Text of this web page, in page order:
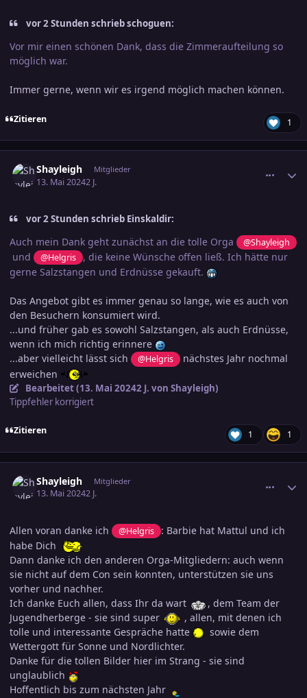
vor 2 Stunden schrieb schoguen:
Vor mir einen schönen Dank, dass die Zimmeraufteilung so
möglich war.
Immer gerne, wenn wir es irgend möglich machen können.
Zitieren 1
Shayleigh Mitglieder
13. Mai 20242 J.
vor 2 Stunden schrieb Einskaldir:
Auch mein Dank geht zunächst an die tolle Orga @Shayleigh
und @Helgris
, die keine Wünsche offen ließ. Ich hätte nur
gerne Salzstangen und Erdnüsse gekauft.
Das Angebot gibt es immer genau so lange, wie es auch von
den Besuchern konsumiert wird.
...und früher gab es sowohl Salzstangen, als auch Erdnüsse,
wenn ich mich richtig erinnere
...aber vielleicht lässt sich
@Helgris
nächstes Jahr nochmal
erweichen
Bearbeitet (13. Mai 20242 J. von Shayleigh)
Tippfehler korrigiert
Zitieren 1 1
Shayleigh Mitglieder
13. Mai 20242 J.
Allen voran danke ich @Helgris
: Barbie hat Mattul und ich
habe Dich
Dann danke ich den anderen Orga-Mitgliedern: auch wenn
sie nicht auf dem Con sein konnten, unterstützen sie uns
vorher und nachher.
Ich danke Euch allen, dass Ihr da wart
, dem Team der
Jugendherberge - sie sind super
, allen, mit denen ich
tolle und interessante Gespräche hatte
sowie dem
Wettergott für Sonne und Nordlichter.
Danke für die tollen Bilder hier im Strang - sie sind
unglaublich
Hoffentlich bis zum nächsten Jahr